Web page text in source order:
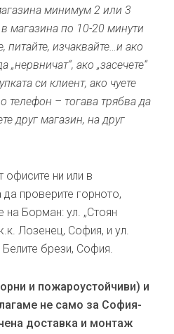
минимум 2 или 3
магазина по 10-20 минути
изчаквайте…и ако
„нервничат“, ако „засечете“
си клиент, ако чуете
телефон – тогава трябва да
друг магазин, на друг
офисите ни или в
проверите горното,
на Борман: ул. „Стоян
Лозенец, София, и ул.
брези, София.
и пожароустойчиви) и
не само за София-
доставка и монтаж